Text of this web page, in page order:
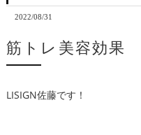
2022/08/31
筋トレ美容効果
LISIGN佐藤です！